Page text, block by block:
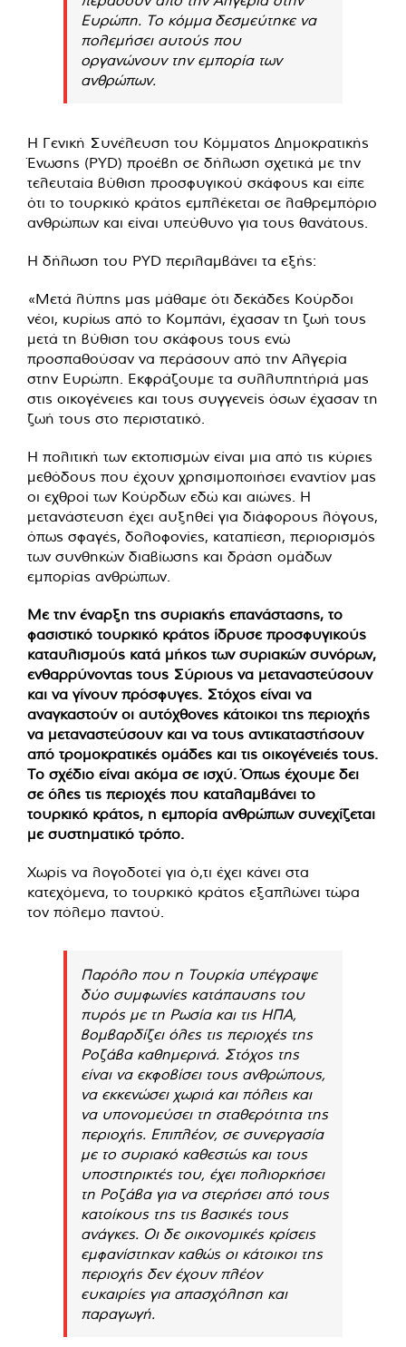
Ευρώπη. Το κόμμα δεσμεύτηκε να
πολεμήσει αυτούς που
οργανώνουν την εμπορία των
ανθρώπων.
Η Γενική Συνέλευση του Κόμματος Δημοκρατικής
Ένωσης (PYD) προέβη σε δήλωση σχετικά με την
τελευταία βύθιση προσφυγικού σκάφους και είπε
ότι το τουρκικό κράτος εμπλέκεται σε λαθρεμπόριο
ανθρώπων και είναι υπεύθυνο για τους θανάτους.
Η δήλωση του PYD περιλαμβάνει τα εξής:
«Μετά λύπης μας μάθαμε ότι δεκάδες Κούρδοι
νέοι, κυρίως από το Κομπάνι, έχασαν τη ζωή τους
μετά τη βύθιση του σκάφους τους ενώ
προσπαθούσαν να περάσουν από την Αλγερία
στην Ευρώπη. Εκφράζουμε τα συλλυπητήριά μας
στις οικογένειες και τους συγγενείς όσων έχασαν τη
ζωή τους στο περιστατικό.
Η πολιτική των εκτοπισμών είναι μια από τις κύριες
μεθόδους που έχουν χρησιμοποιήσει εναντίον μας
οι εχθροί των Κούρδων εδώ και αιώνες. Η
μετανάστευση έχει αυξηθεί για διάφορους λόγους,
όπως σφαγές, δολοφονίες, καταπίεση, περιορισμός
των συνθηκών διαβίωσης και δράση ομάδων
εμπορίας ανθρώπων.
Με την έναρξη της συριακής επανάστασης, το
φασιστικό τουρκικό κράτος ίδρυσε προσφυγικούς
καταυλισμούς κατά μήκος των συριακών συνόρων,
ενθαρρύνοντας τους Σύριους να μεταναστεύσουν
και να γίνουν πρόσφυγες. Στόχος είναι να
αναγκαστούν οι αυτόχθονες κάτοικοι της περιοχής
να μεταναστεύσουν και να τους αντικαταστήσουν
από τρομοκρατικές ομάδες και τις οικογένειές τους.
Το σχέδιο είναι ακόμα σε ισχύ. Όπως έχουμε δει
σε όλες τις περιοχές που καταλαμβάνει το
τουρκικό κράτος, η εμπορία ανθρώπων συνεχίζεται
με συστηματικό τρόπο.
Χωρίς να λογοδοτεί για ό,τι έχει κάνει στα
κατεχόμενα, το τουρκικό κράτος εξαπλώνει τώρα
τον πόλεμο παντού.
Παρόλο που η Τουρκία υπέγραψε
δύο συμφωνίες κατάπαυσης του
πυρός με τη Ρωσία και τις ΗΠΑ,
βομβαρδίζει όλες τις περιοχές της
Ροζάβα καθημερινά. Στόχος της
είναι να εκφοβίσει τους ανθρώπους,
να εκκενώσει χωριά και πόλεις και
να υπονομεύσει τη σταθερότητα της
περιοχής. Επιπλέον, σε συνεργασία
με το συριακό καθεστώς και τους
υποστηρικτές του, έχει πολιορκήσει
τη Ροζάβα για να στερήσει από τους
κατοίκους της τις βασικές τους
ανάγκες. Οι δε οικονομικές κρίσεις
εμφανίστηκαν καθώς οι κάτοικοι της
περιοχής δεν έχουν πλέον
ευκαιρίες για απασχόληση και
παραγωγή.